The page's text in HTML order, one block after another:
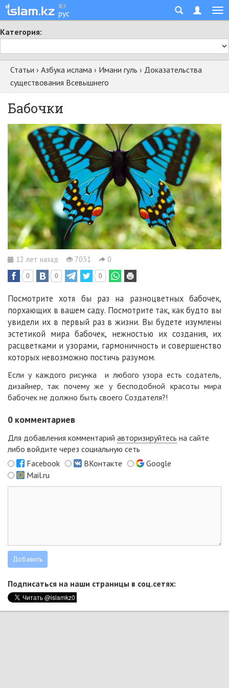
қаз
рус
Категория:
Статьи › Азбука ислама › Имани гуль › Доказательства
существования Всевышнего
Бабочки
12 лет назад 7031 0
0 0 0
Посмотрите хотя бы раз на разноцветных бабочек,
порхающих в вашем саду. Посмотрите так, как будто вы
увидели их в первый раз в жизни. Вы будете изумлены
эстетикой мира бабочек, нежностью их создания, их
расцветками и узорами, гармоничность и совершенство
которых невозможно постичь разумом.
Если у каждого рисунка и любого узора есть содатель,
дизайнер, так почему же у бесподобной красоты мира
бабочек не должно быть своего Создателя?!
0 комментариев
Для добавления комментарий авторизируйтесь на сайте
либо войдите через социальную сеть
Facebook
ВКонтакте
Google
Mail.ru
Подписаться на наши страницы в соц.сетях: